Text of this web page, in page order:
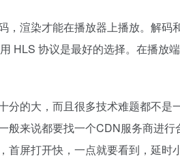
渲染才能在播放器上播放。解码
HLS 协议是最好的选择。在播放
的大，而且很多技术难题都不是
般来说都要找一个CDN服务商进
屏打开快，一点就要看到，延时小